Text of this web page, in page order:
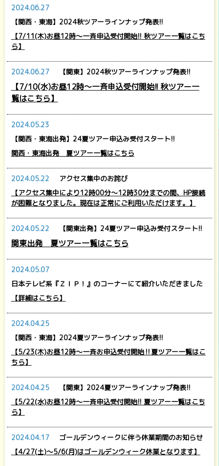
2024.06.27
【関西・東海】2024秋ツアーラインナップ発表!!
【7/11(木)お昼12時～一斉申込受付開始!! 秋ツアー一覧はこち
ら】
2024.06.27 【関東】2024秋ツアーラインナップ発表!!
【7/10(水)お昼12時～一斉申込受付開始!! 秋ツアー一
覧はこちら】
2024.05.23
【関西・東海出発】24夏ツアー申込み受付スタート!!
関西・東海出発 夏ツアー一覧はこちら
2024.05.22
アクセス集中のお詫び
【アクセス集中により12時00分～12時30分までの間、HP接続
が困難となりました。現在は正常にご利用いただけます。】
2024.05.22 【関東出発】24夏ツアー申込み受付スタート!!
関東出発 夏ツアー一覧はこちら
2024.05.07
日本テレビ系『ＺＩＰ！』のコーナーにて紹介いただきました
【詳細はこちら】
2024.04.25
【関西・東海】2024夏ツアーラインナップ発表!!
【5/23(木)お昼12時～一斉お申込受付開始‼夏ツアー一覧はこ
ちら】
2024.04.25
【関東】2024夏ツアーラインナップ発表!!
【5/22(水)お昼12時～一斉申込受付開始!! 夏ツアー一覧はこち
ら】
2024.04.17
ゴールデンウィークに伴う休業期間のお知らせ
【4/27(土)～5/6(月)はゴールデンウィーク休業となります】